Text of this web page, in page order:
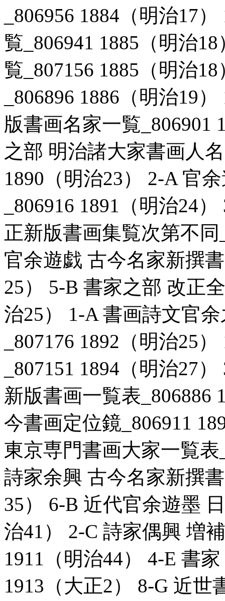
_806956 1884（明治17
覧_806941 1885（明治
覧_807156 1885（明治
_806896 1886（明治19
版書画名家一覧_806901
之部 明治諸大家書画人
1890（明治23） 2-A 官
_806916 1891（明治24
正新版書画集覧次第不同
官余遊戯 古今名家新撰
25） 5-B 書家之部 改正
治25） 1-A 書画詩文官
_807176 1892（明治25
_807151 1894（明治27
新版書画一覧表_806886
今書画定位鏡_806911
東京専門書画大家一覧表
詩家余興 古今名家新撰
35） 6-B 近代官余遊墨
治41） 2-C 詩家偶興 増
1911（明治44） 4-E 書
1913（大正2） 8-G 近